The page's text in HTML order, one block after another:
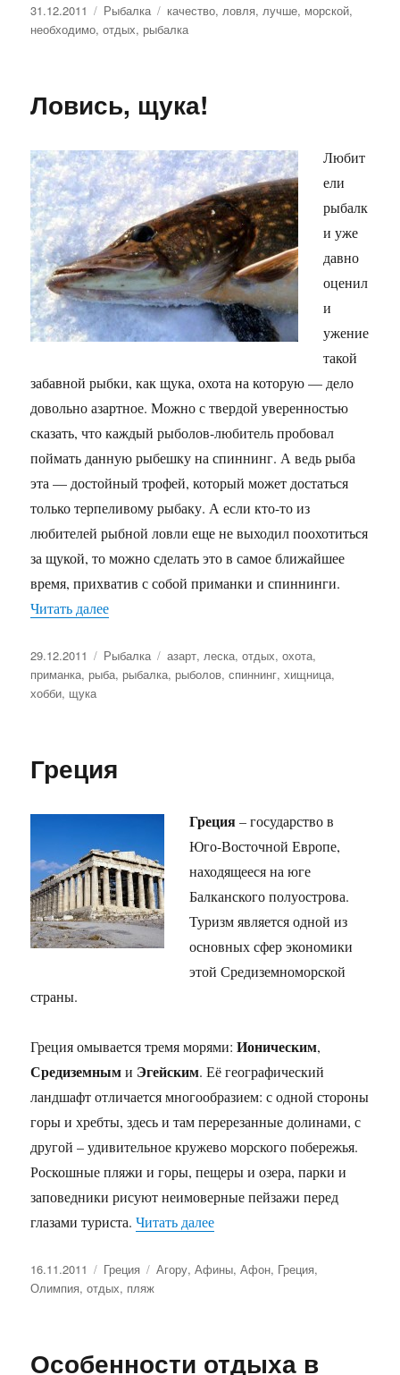
Опубликовано
31.12.2011 Рубрики
Рыбалка Метки
качество,ловля,лучше, морской,
необходимо,отдых, рыбалка
Ловись, щука!
Любит
ели
рыбалк
и уже
давно
оценил
и
ужение
такой
забавной рыбки, как щука, охота на которую — дело
довольно азартное. Можно с твердой уверенностью
сказать, что каждый рыболов-любитель пробовал
поймать данную рыбешку на спиннинг. А ведь рыба
эта — достойный трофей, который может достаться
только терпеливому рыбаку. А если кто-то из
любителей рыбной ловли еще не выходил поохотиться
за щукой, то можно сделать это в самое ближайшее
время, прихватив с собой приманки и спиннинги.
Читать далее«Ловись, щука!»
Опубликовано
29.12.2011 Рубрики
Рыбалка Метки
азарт,леска,отдых,охота,
приманка, рыба, рыбалка, рыболов,спиннинг,хищница,
хобби, щука
Греция
Греция– государство в
Юго-Восточной Европе,
находящееся на юге
Балканского полуострова.
Туризм является одной из
основных сфер экономики
этой Средиземноморской
страны.
Греция омывается тремя морями:Ионическим,
Средиземными Эгейским. Её географический
ландшафт отличается многообразием: с одной стороны
горы и хребты, здесь и там перерезанные долинами, с
другой – удивительное кружево морского побережья.
Роскошные пляжи и горы, пещеры и озера, парки и
заповедники рисуют неимоверные пейзажи перед
глазами туриста.Читать далее«Греция»
Опубликовано
16.11.2011 Рубрики
Греция Метки
Агору,Афины,Афон, Греция,
Олимпия,отдых, пляж
Особенности отдыха в